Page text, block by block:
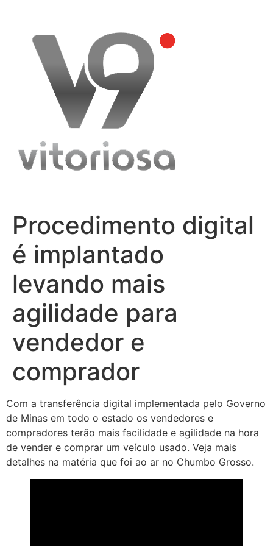
content
Procedimento digital
é implantado
levando mais
agilidade para
vendedor e
comprador
Com a transferência digital implementada pelo Governo
de Minas em todo o estado os vendedores e
compradores terão mais facilidade e agilidade na hora
de vender e comprar um veículo usado. Veja mais
detalhes na matéria que foi ao ar no Chumbo Grosso.